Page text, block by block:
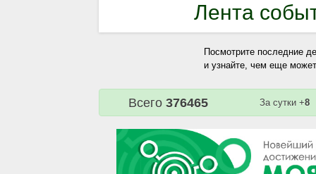
Лента
Посмотрите последние
и узнайте, чем еще
Всего376465 За сутки +8